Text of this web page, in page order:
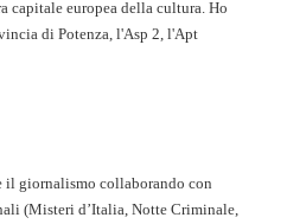
capitale europea della cultura. Ho
di Potenza, l'Asp 2, l'Apt
il giornalismo collaborando con
(Misteri d’Italia, Notte Criminale,